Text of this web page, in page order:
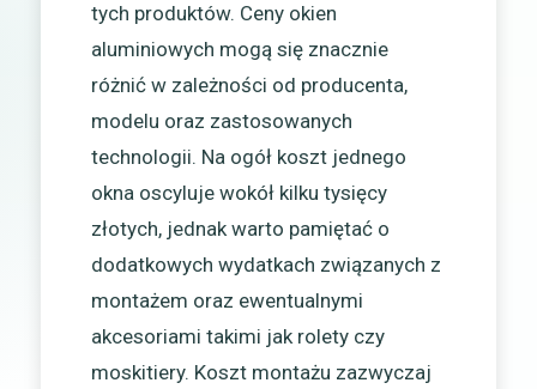
tych produktów. Ceny okien
aluminiowych mogą się znacznie
różnić w zależności od producenta,
modelu oraz zastosowanych
technologii. Na ogół koszt jednego
okna oscyluje wokół kilku tysięcy
złotych, jednak warto pamiętać o
dodatkowych wydatkach związanych z
montażem oraz ewentualnymi
akcesoriami takimi jak rolety czy
moskitiery. Koszt montażu zazwyczaj